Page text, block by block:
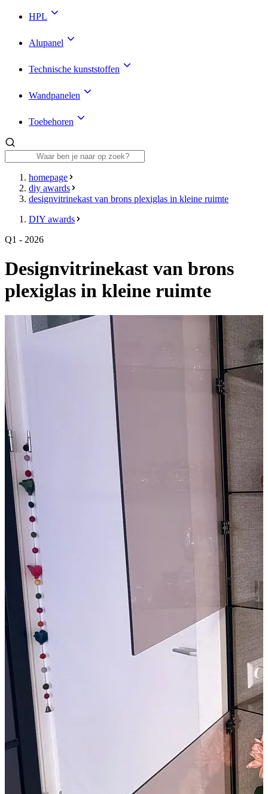
HPL
Alupanel
Technische kunststoffen
Wandpanelen
Toebehoren
homepage
diy awards
designvitrinekast van brons plexiglas in kleine ruimte
DIY awards
Q1 - 2026
Designvitrinekast van brons
plexiglas in kleine ruimte